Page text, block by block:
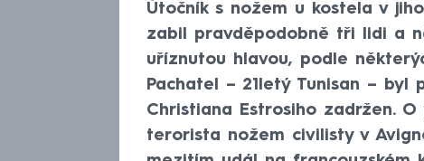
Útočník s nožem u kostela v
zabil pravděpodobně tři lidi a
uříznutou hlavou, podle
Pachatel – 21letý Tunisan –
Christiana Estrosiho zadržen.
terorista nožem civilisty v